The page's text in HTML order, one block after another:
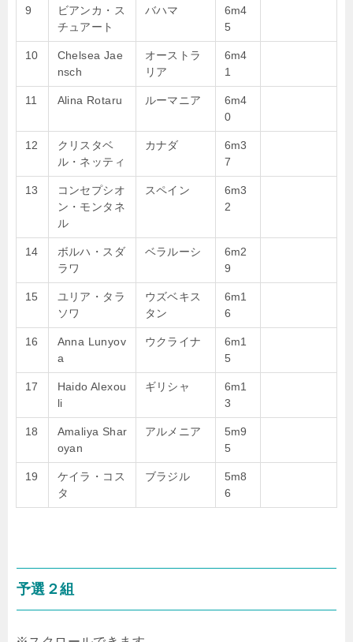
9
ビアンカ・ス
チュアート
バハマ
6m4
5
10
Chelsea Jae
nsch
オーストラ
リア
6m4
1
11 Alina Rotaru ルーマニア
6m4
0
12
クリスタベ
ル・ネッティ
カナダ
6m3
7
13
コンセプシオ
ン・モンタネ
ル
スペイン
6m3
2
14
ボルハ・スダ
ラワ
ベラルーシ
6m2
9
15
ユリア・タラ
ソワ
ウズベキス
タン
6m1
6
16
Anna Lunyov
a
ウクライナ
6m1
5
17
Haido Alexou
li
ギリシャ
6m1
3
18
Amaliya Shar
oyan
アルメニア
5m9
5
19
ケイラ・コス
タ
ブラジル
5m8
6
予選２組